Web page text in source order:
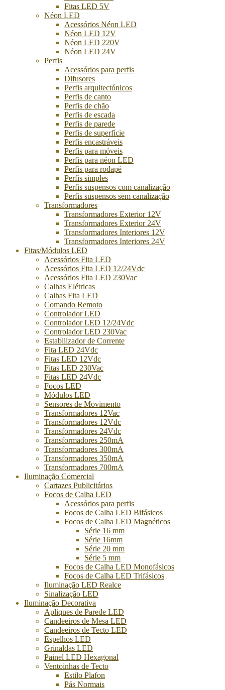
Fitas LED 5V
Néon LED
Acessórios Néon LED
Néon LED 12V
Néon LED 220V
Néon LED 24V
Perfis
Acessórios para perfis
Difusores
Perfis arquitectónicos
Perfis de canto
Perfis de chão
Perfis de escada
Perfis de parede
Perfis de superfície
Perfis encastráveis
Perfis para móveis
Perfis para néon LED
Perfis para rodapé
Perfis simples
Perfis suspensos com canalização
Perfis suspensos sem canalização
Transformadores
Transformadores Exterior 12V
Transformadores Exterior 24V
Transformadores Interiores 12V
Transformadores Interiores 24V
Fitas/Módulos LED
Acessórios Fita LED
Acessórios Fita LED 12/24Vdc
Acessórios Fita LED 230Vac
Calhas Elétricas
Calhas Fita LED
Comando Remoto
Controlador LED
Controlador LED 12/24Vdc
Controlador LED 230Vac
Estabilizador de Corrente
Fita LED 24Vdc
Fitas LED 12Vdc
Fitas LED 230Vac
Fitas LED 24Vdc
Focos LED
Módulos LED
Sensores de Movimento
Transformadores 12Vac
Transformadores 12Vdc
Transformadores 24Vdc
Transformadores 250mA
Transformadores 300mA
Transformadores 350mA
Transformadores 700mA
Iluminação Comercial
Cartazes Publicitários
Focos de Calha LED
Acessórios para perfis
Focos de Calha LED Bifásicos
Focos de Calha LED Magnéticos
Série 16 mm
Série 16mm
Série 20 mm
Série 5 mm
Focos de Calha LED Monofásicos
Focos de Calha LED Trifásicos
Iluminação LED Realce
Sinalização LED
Iluminação Decorativa
Apliques de Parede LED
Candeeiros de Mesa LED
Candeeiros de Tecto LED
Espelhos LED
Grinaldas LED
Painel LED Hexagonal
Ventoinhas de Tecto
Estilo Plafon
Pás Normais